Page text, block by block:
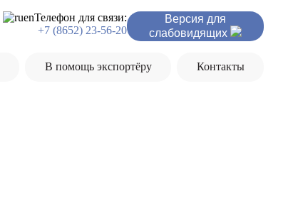
ruenТелефон для связи:
+7 (8652) 23-56-20
Версия для
слабовидящих
В помощь экспортёру Контакты